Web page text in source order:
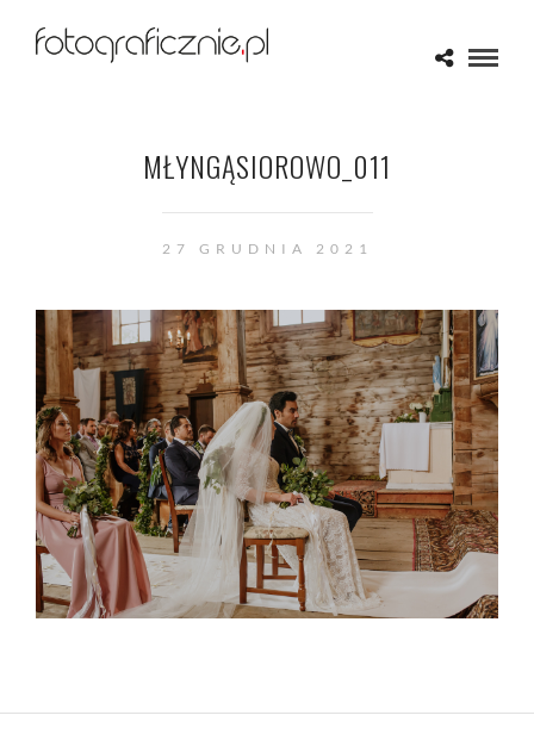
MŁYNGĄSIOROWO_011
27 GRUDNIA 2021